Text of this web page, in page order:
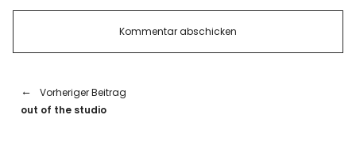
Vorheriger Beitrag
out of the studio